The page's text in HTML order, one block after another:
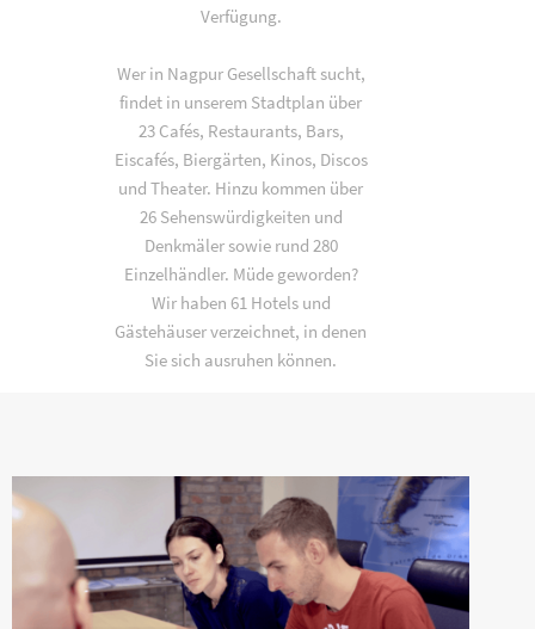
Verfügung.
Wer in Nagpur Gesellschaft sucht,
findet in unserem Stadtplan über
23 Cafés, Restaurants, Bars,
Eiscafés, Biergärten, Kinos, Discos
und Theater. Hinzu kommen über
26 Sehenswürdigkeiten und
Denkmäler sowie rund 280
Einzelhändler. Müde geworden?
Wir haben 61 Hotels und
Gästehäuser verzeichnet, in denen
Sie sich ausruhen können.